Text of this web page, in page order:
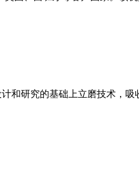
和研究的基础上立磨技术，